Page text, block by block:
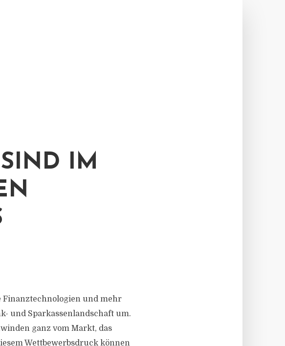
IM
Finanztechnologien und mehr
und Sparkassenlandschaft um.
ganz vom Markt, das
Wettbewerbsdruck können